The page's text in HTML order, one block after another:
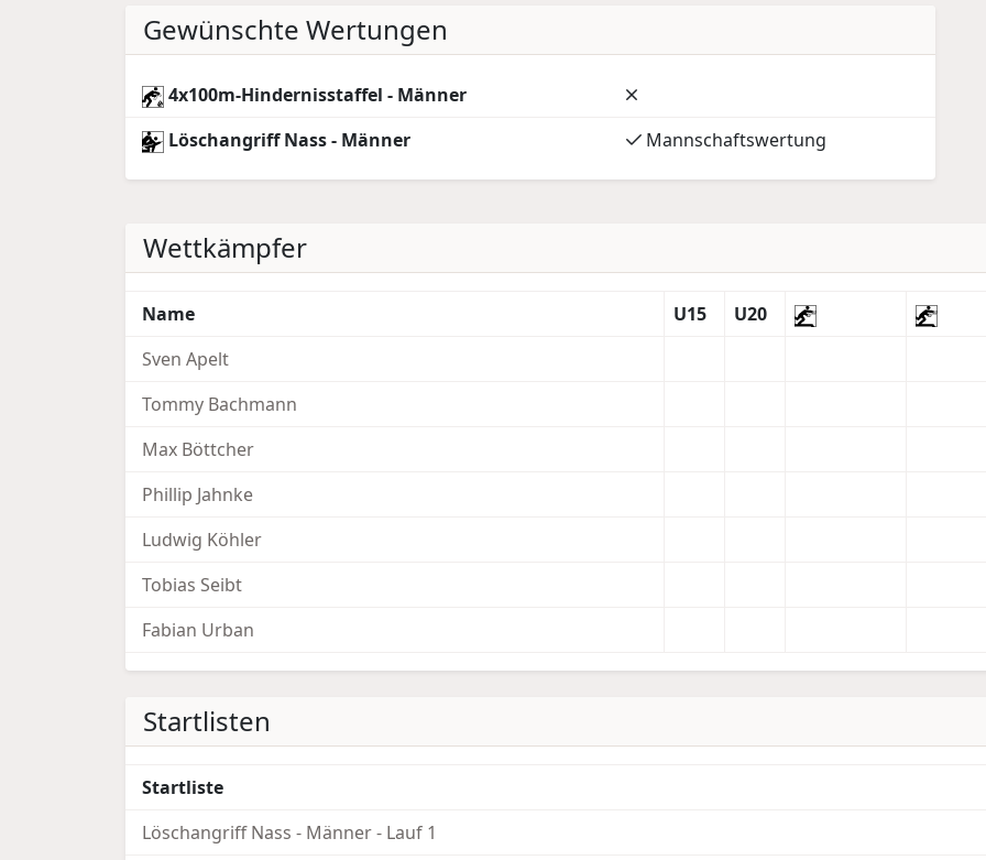
Gewünschte Wertungen
4x100m-Hindernisstaffel - Männer
Löschangriff Nass - Männer
Mannschaftswertung
Wettkämpfer
Name U15
U20
Sven Apelt
Tommy Bachmann
Max Böttcher
Phillip Jahnke
Ludwig Köhler
Tobias Seibt
Fabian Urban
Startlisten
Startliste
Löschangriff Nass - Männer - Lauf 1